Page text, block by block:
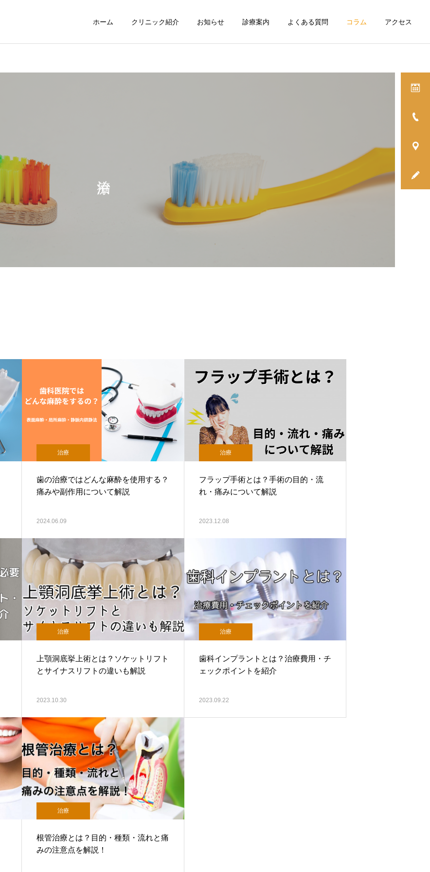
ホーム クリニック紹介 お知らせ 診療案内 よくある質問 コラム アクセス
詳細を見る
ホワイトニング
食事と栄養のポイント
とは？妊娠・糖尿病・心臓
乳歯はむし歯で失っても大
丈夫は嘘！乳歯を守る必要
治療
歯の治療ではどんな麻酔を使用する？
痛みや副作用について解説
2024.06.09
治療
フラップ手術とは？手術の目的・流
れ・痛みについて解説
2023.12.08
治療
上顎洞底挙上術とは？ソケットリフト
とサイナスリフトの違いも解説
2023.10.30
治療
歯科インプラントとは？治療費用・チ
ェックポイントを紹介
2023.09.22
治療
根管治療とは？目的・種類・流れと痛
みの注意点を解説！